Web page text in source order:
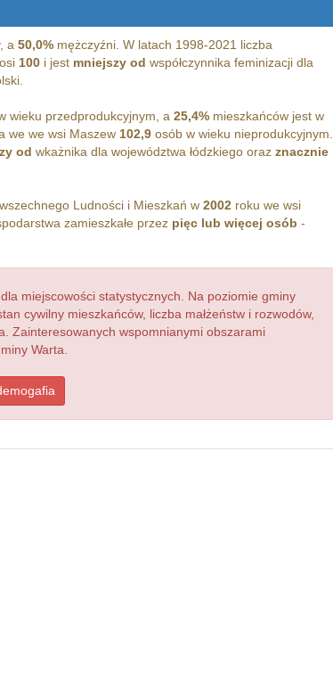
a 50,0%mężczyźni. W latach 1998-2021 liczba
100i jest mniejszy od współczynnika feminizacji dla
wieku przedprodukcyjnym, a 25,4%mieszkańców jest w
we we wsi Maszew 102,9osób w wieku nieprodukcyjnym.
od wkażnika dla województwa łódzkiego oraz znacznie
Ludności i Mieszkań w 2002roku we wsi
zamieszkałe przez pięc lub więcej osób -
miejscowości statystycznych. Na poziomie gminy
cywilny mieszkańców, liczba małżeństw i rozwodów,
Zainteresowanych wspomnianymi obszarami
Warta.